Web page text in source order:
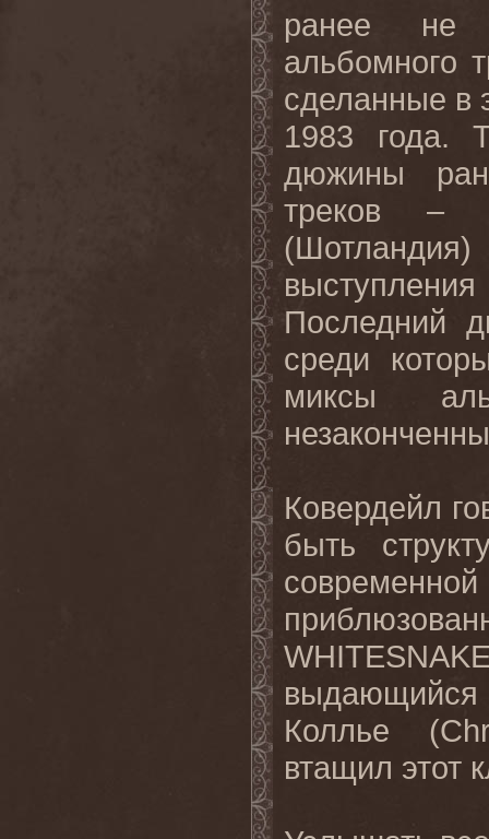
ранее не
альбомного
сделанные в
1983 года.
дюжины
треков –
Последний
среди
миксы
Ковердейл
быть
Коллье (
втащил этот